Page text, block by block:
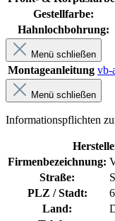
Gestellfarbe:
Hahnlochbohrung:
Menü schließen
Montageanleitung vb-
Menü schließen
Informationspflichten
Firmenbezeichnung:
Straße:
PLZ / Stadt:
Land: